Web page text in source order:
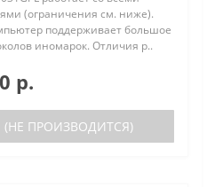
(ограничения см. ниже).
поддерживает большое
иномарок. Отличия р..
0 р.
ПРОИЗВОДИТСЯ)